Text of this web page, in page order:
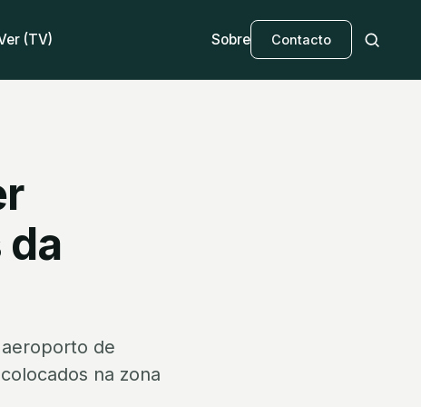
(TV) Sobre Contacto
de
na zona